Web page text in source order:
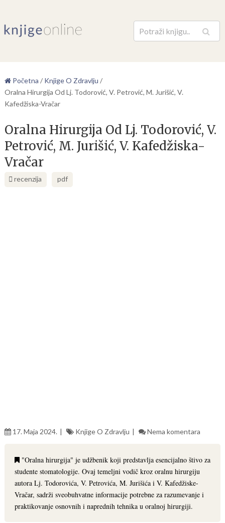
Pretraga
Početna / Knjige O Zdravlju /
Oralna Hirurgija Od Lj. Todorović, V. Petrović, M. Jurišić, V.
Kafedžiska-Vračar
Oralna Hirurgija Od Lj. Todorović, V.
Petrović, M. Jurišić, V. Kafedžiska-
Vračar
recenzija pdf
17. Maja 2024. Knjige O Zdravlju Nema komentara
"Oralna hirurgija" je udžbenik koji predstavlja esencijalno štivo za
studente stomatologije. Ovaj temeljni vodič kroz oralnu hirurgiju
autora Lj. Todorovića, V. Petrovića, M. Jurišića i V. Kafedžiske-
Vračar, sadrži sveobuhvatne informacije potrebne za razumevanje i
praktikovanje osnovnih i naprednih tehnika u oralnoj hirurgiji.